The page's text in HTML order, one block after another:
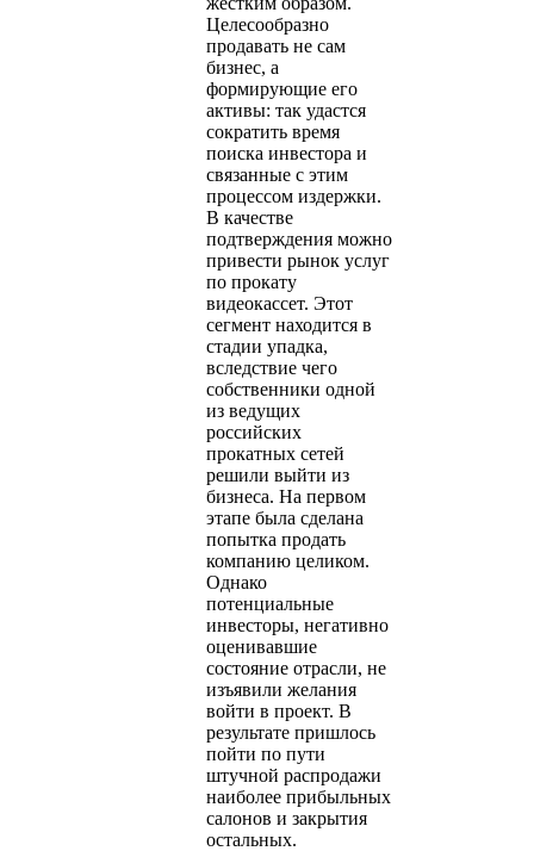
Целесообразно
продавать не сам
бизнес, а
формирующие его
активы: так удастся
сократить время
поиска инвестора и
связанные с этим
процессом издержки.
В качестве
подтверждения можно
привести рынок услуг
по прокату
видеокассет. Этот
сегмент находится в
стадии упадка,
вследствие чего
собственники одной
из ведущих
российских
прокатных сетей
решили выйти из
бизнеса. На первом
этапе была сделана
попытка продать
компанию целиком.
Однако
потенциальные
инвесторы, негативно
оценивавшие
состояние отрасли, не
изъявили желания
войти в проект. В
результате пришлось
пойти по пути
штучной распродажи
наиболее прибыльных
салонов и закрытия
остальных.